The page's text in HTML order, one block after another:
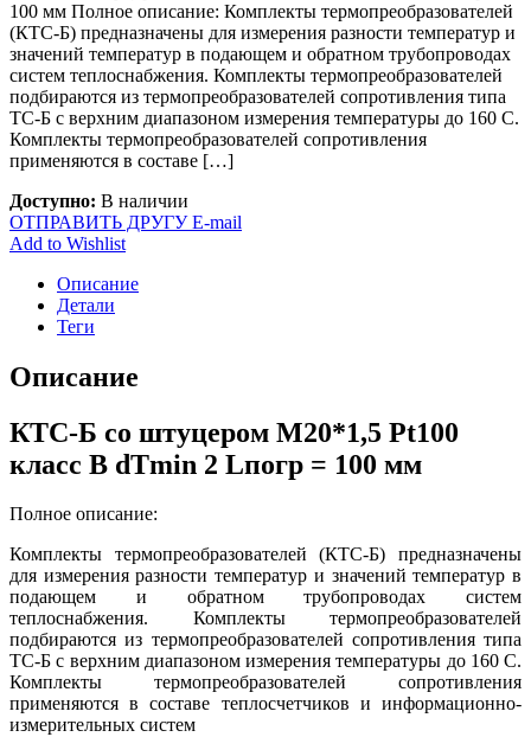
100 мм Полное описание: Комплекты термопреобразователей
(КТС-Б) предназначены для измерения разности температур и
значений температур в подающем и обратном трубопроводах
систем теплоснабжения. Комплекты термопреобразователей
подбираются из термопреобразователей сопротивления типа
ТС-Б с верхним диапазоном измерения температуры до 160 С.
Комплекты термопреобразователей сопротивления
применяются в составе […]
Доступно: В наличии
ОТПРАВИТЬ ДРУГУ E-mail
Add to Wishlist
Описание
Детали
Теги
Описание
КТС-Б со штуцером М20*1,5 Pt100
класс B dTmin 2 Lпогр = 100 мм
Полное описание:
Комплекты термопреобразователей (КТС-Б) предназначены
для измерения разности температур и значений температур в
подающем и обратном трубопроводах систем
теплоснабжения. Комплекты термопреобразователей
подбираются из термопреобразователей сопротивления типа
ТС-Б с верхним диапазоном измерения температуры до 160 С.
Комплекты термопреобразователей сопротивления
применяются в составе теплосчетчиков и информационно-
измерительных систем